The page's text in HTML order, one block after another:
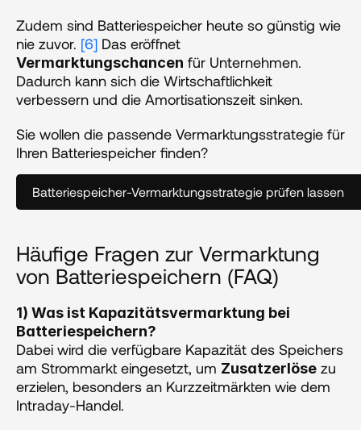
Zudem sind Batteriespeicher heute so günstig wie
nie zuvor. [6]
Vermarktungschancen für Unternehmen.
Dadurch kann sich die Wirtschaftlichkeit
verbessern und die Amortisationszeit sinken.
Sie wollen die passende Vermarktungsstrategie für
Ihren Batteriespeicher finden?
Batteriespeicher-Vermarktungsstrategie prüfen lassen
Häufige Fragen zur Vermarktung
von Batteriespeichern (FAQ)
1) Was ist Kapazitätsvermarktung bei
Batteriespeichern?
Dabei wird die verfügbare Kapazität des Speichers
am Strommarkt eingesetzt, um Zusatzerlöse zu
erzielen, besonders an Kurzzeitmärkten wie dem
Intraday-Handel.